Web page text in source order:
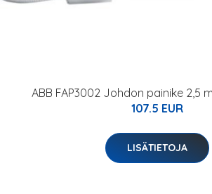
ABB FAP3002 Johdon painike 2,5
107.5 EUR
LISÄTIETOJA